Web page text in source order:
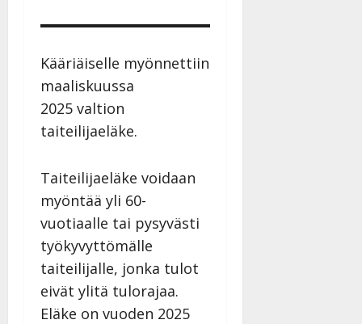
Kääriäiselle myönnettiin
maaliskuussa
2025 valtion
taiteilijaeläke.
Taiteilijaeläke voidaan
myöntää yli 60-
vuotiaalle tai pysyvästi
työkyvyttömälle
taiteilijalle, jonka tulot
eivät ylitä tulorajaa.
Eläke on vuoden 2025